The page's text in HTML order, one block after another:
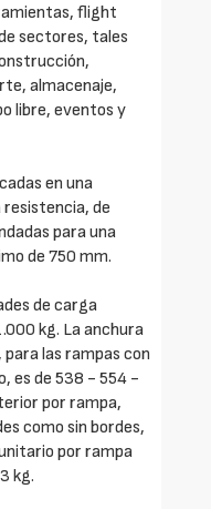
flight
sectores, tales
almacenaje,
libre, eventos y
en una
resistencia, de
para una
de 750 mm.
de carga
kg. La anchura
las rampas con
es de 538 - 554 -
por rampa,
como sin bordes,
por rampa
kg.